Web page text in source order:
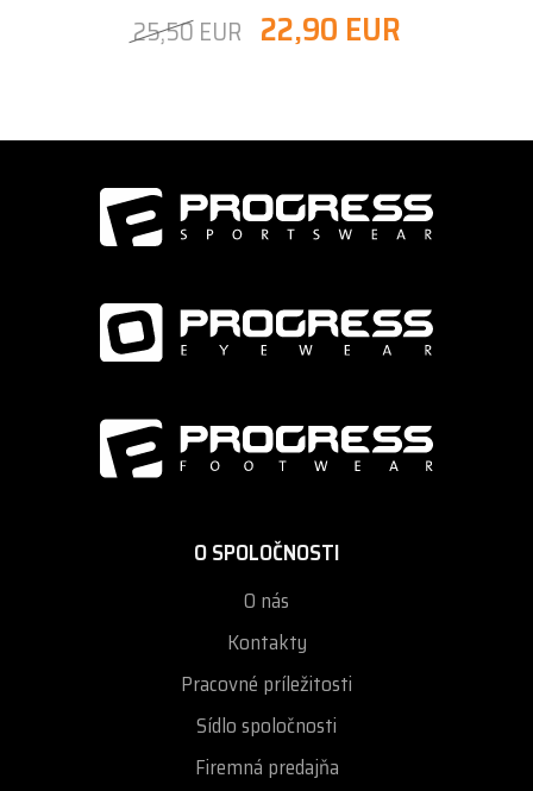
25,50 EUR 22,90 EUR
O SPOLOČNOSTI
O nás
Kontakty
Pracovné príležitosti
Sídlo spoločnosti
Firemná predajňa